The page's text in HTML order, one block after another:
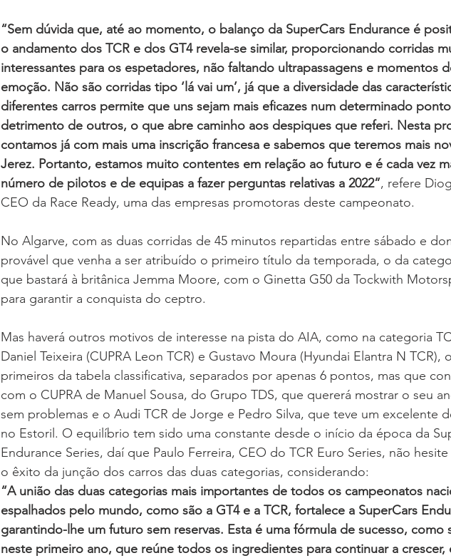
“Sem dúvida que, até ao momento, o balanço da SuperCars Endurance é
o andamento dos TCR e dos GT4 revela-se similar, proporcionando corridas
interessantes para os espetadores, não faltando ultrapassagens e momentos
emoção. Não são corridas tipo ‘lá vai um’, já que a diversidade das
diferentes carros permite que uns sejam mais eficazes num determinado
detrimento de outros, o que abre caminho aos despiques que referi. Nesta
contamos já com mais uma inscrição francesa e sabemos que teremos mais
Jerez. Portanto, estamos muito contentes em relação ao futuro e é cada vez
número de pilotos e de equipas a fazer perguntas relativas a 2022”, refere
CEO da Race Ready, uma das empresas promotoras deste campeonato.
No Algarve, com as duas corridas de 45 minutos repartidas entre sábado e
provável que venha a ser atribuído o primeiro título da temporada, o da
que bastará à britânica Jemma Moore, com o Ginetta G50 da Tockwith
para garantir a conquista do ceptro.
Mas haverá outros motivos de interesse na pista do AIA, como na categoria
Daniel Teixeira (CUPRA Leon TCR) e Gustavo Moura (Hyundai Elantra N TCR),
primeiros da tabela classificativa, separados por apenas 6 pontos, mas que
com o CUPRA de Manuel Sousa, do Grupo TDS, que quererá mostrar o seu
sem problemas e o Audi TCR de Jorge e Pedro Silva, que teve um excelente
no Estoril. O equilíbrio tem sido uma constante desde o início da época da
Endurance Series, daí que Paulo Ferreira, CEO do TCR Euro Series, não
o êxito da junção dos carros das duas categorias, considerando:
“A união das duas categorias mais importantes de todos os campeonatos
espalhados pelo mundo, como são a GT4 e a TCR, fortalece a SuperCars
garantindo-lhe um futuro sem reservas. Esta é uma fórmula de sucesso, como
neste primeiro ano, que reúne todos os ingredientes para continuar a crescer,